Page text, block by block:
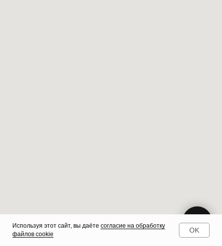
Используя этот сайт, вы даёте согласие на обработку
файлов cookie
OK